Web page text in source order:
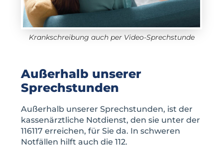
Krankschreibung auch per Video-Sprechstunde
Außerhalb unserer
Sprechstunden
Außerhalb unserer Sprechstunden, ist der
kassenärztliche Notdienst, den sie unter der
116117 erreichen, für Sie da. In schweren
Notfällen hilft auch die 112.